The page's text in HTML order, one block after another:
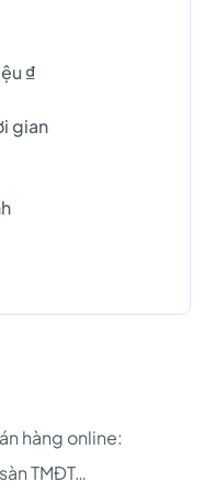
₫
gian
hàng online:
TMĐT…